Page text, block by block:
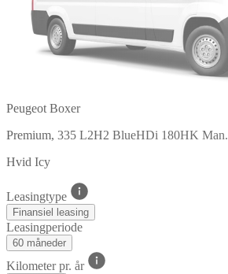
Peugeot Boxer
Premium, 335 L2H2 BlueHDi 180HK Man.
Hvid Icy
Leasingtype
Finansiel leasing
Leasingperiode
60 måneder
Kilometer pr. år